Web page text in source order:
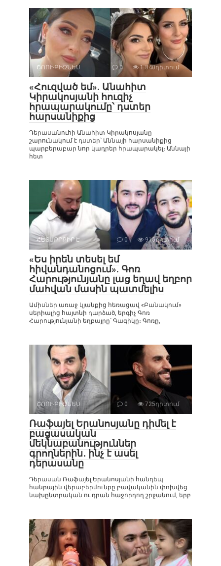
ՇՈՈՒ-ԲԻԶՆԵՍ 0 1 840դիտում
«Հուզված եմ». Անահիտ
Կիրակոսյանի հուզիչ
հրապարակումը՝ դստեր
հարսանիքից
Դերասանուհի Անահիտ Կիրակոսյանը
շարունակում է դստեր՝ Աննայի հարսանիքից
պարբերաբար նոր կադրեր հրապարակել։ Աննայի
հետ
ՀԵՏԱՔՐՔԻՐ Է 0 916դիտում
«Ես իրեն տեսել եմ
հիվանդանոցում». Գոռ
Հարությունյանը լաց եղավ եղբոր
մահվան մասին պատմելիս
Ամիսներ առաջ կյանքից հեռացավ «Բանակում»
սերիալից հայտնի դարձած, երգիչ Գոռ
Հարությունյանի եղբայրը՝ Գագիկը։ Գոռը,
ՇՈՈՒ-ԲԻԶՆԵՍ 0 725դիտում
Ռաֆայել Երանոսյանը դիմել է
բացասական
մեկնաբանություններ
գրողներին․ ինչ է ասել
դերասանը
Դերասան Ռաֆայել Երանոսյանի հանդեպ
հանրային վերաբերմունքը բավականին փոխվեց
նախընտրական ու դրան հաջորդող շրջանում, երբ